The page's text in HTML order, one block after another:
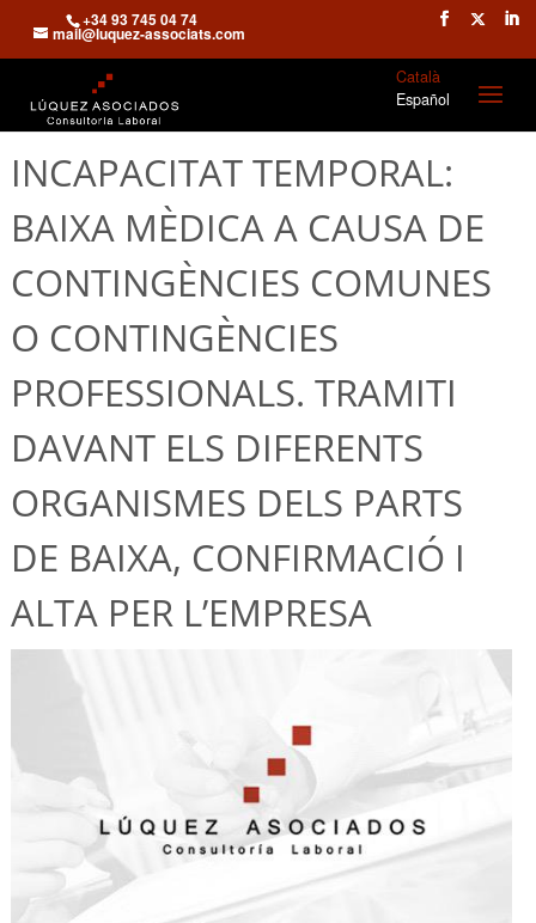
+34 93 745 04 74
mail@luquez-associats.com
Català
Español
INCAPACITAT TEMPORAL:
BAIXA MÈDICA A CAUSA DE
CONTINGÈNCIES COMUNES
O CONTINGÈNCIES
PROFESSIONALS. TRAMITI
DAVANT ELS DIFERENTS
ORGANISMES DELS PARTS
DE BAIXA, CONFIRMACIÓ I
ALTA PER L’EMPRESA